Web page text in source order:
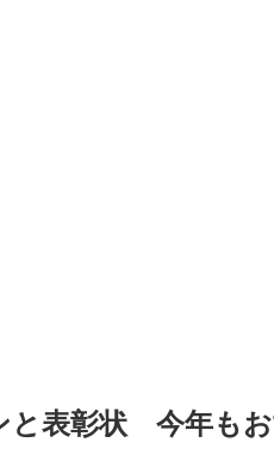
と表彰状 今年も